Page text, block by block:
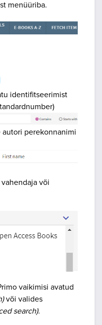
menüüriba.
identifitseerimist
autori perekonnanimi
või
vaikimisi avatud
või valides
search).